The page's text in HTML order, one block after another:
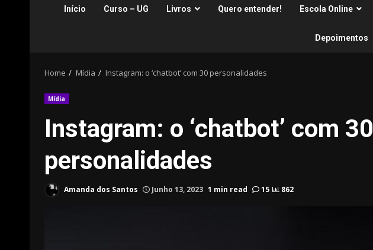
Início Curso – UG Livros Quero entender! Escola Online
Depoimentos
Home Mídia Instagram: o ‘chatbot’ com 30 personalidades
Mídia
Instagram: o ‘chatbot’ com 30
personalidades
Amanda dos Santos Junho 13, 2023 1 min read 15 862